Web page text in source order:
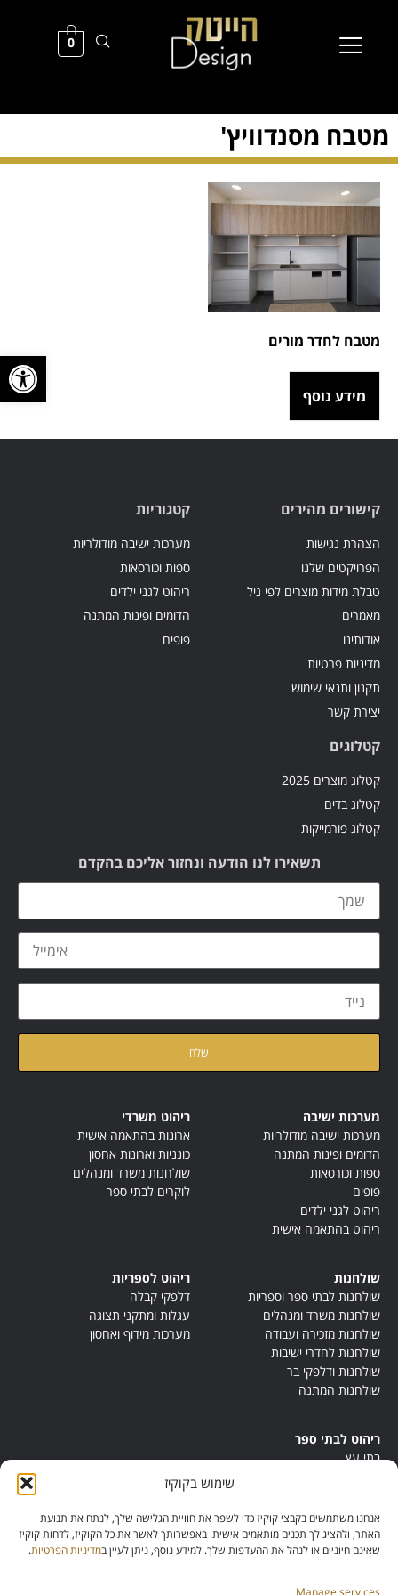
פתח
שימוש בקוקיז
אנחנו משתמשים בקבצי קוקיז כדי לשפר את חוויית הגלישה שלך, לנתח את תנועת
האתר, ולהציג לך תכנים מותאמים אישית. באפשרותך לאשר את כל הקוקיז, לדחות קוקיז
שאינם חיוניים או לנהל את ההעדפות שלך. למידע נוסף, ניתן לעיין במדיניות הפרטיות.
Manage services
0
מטבח מסנדוויץ'
מטבח לחדר מורים
מידע נוסף
קישורים מהירים
הצהרת נגישות
הפרויקטים שלנו
טבלת מידות מוצרים לפי גיל
מאמרים
אודותינו
מדיניות פרטיות
תקנון ותנאי שימוש
יצירת קשר
קטגוריות
מערכות ישיבה מודולריות
ספות וכורסאות
ריהוט לגני ילדים
הדומים ופינות המתנה
פופים
קטלוגים
קטלוג מוצרים 2025
קטלוג בדים
קטלוג פורמייקות
תשאירו לנו הודעה ונחזור אליכם בהקדם
מערכות ישיבה
מערכות ישיבה מודולריות
הדומים ופינות המתנה
ספות וכורסאות
פופים
ריהוט לגני ילדים
ריהוט בהתאמה אישית
ריהוט משרדי
ארונות בהתאמה אישית
כונניות וארונות אחסון
שולחנות משרד ומנהלים
לוקרים לבתי ספר
שולחנות
שולחנות לבתי ספר וספריות
שולחנות משרד ומנהלים
שולחנות מזכירה ועבודה
שולחנות לחדרי ישיבות
שולחנות ודלפקי בר
שולחנות המתנה
ריהוט לספריות
דלפקי קבלה
עגלות ומתקני תצוגה
מערכות מידוף ואחסון
ריהוט לבתי ספר
בתי עץ
ריהוט מונטסורי
ריהוט אנתרופוסופי